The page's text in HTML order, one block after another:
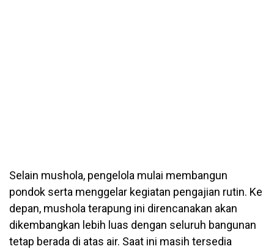
Selain mushola, pengelola mulai membangun
pondok serta menggelar kegiatan pengajian rutin. Ke
depan, mushola terapung ini direncanakan akan
dikembangkan lebih luas dengan seluruh bangunan
tetap berada di atas air. Saat ini masih tersedia